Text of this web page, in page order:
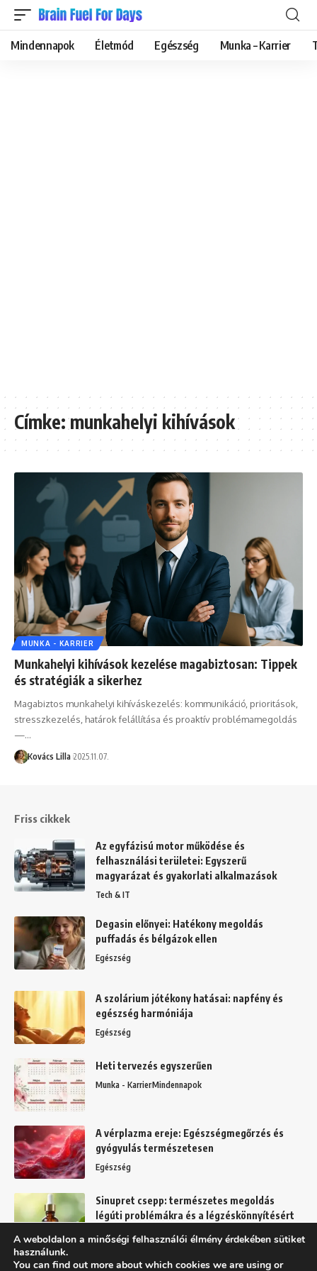
Mindennapok Életmód Egészség Munka – Karrier
Címke:munkahelyi kihívások
MUNKA - KARRIER
Munkahelyi kihívások kezelése magabiztosan: Tippek
és stratégiák a sikerhez
Magabiztos munkahelyi kihíváskezelés: kommunikáció, prioritások,
stresszkezelés, határok felállítása és proaktív problémamegoldás
—…
Kovács Lilla 2025.11.07.
Friss cikkek
Az egyfázisú motor működése és
felhasználási területei: Egyszerű
magyarázat és gyakorlati alkalmazások
Tech & IT
Degasin előnyei: Hatékony megoldás
puffadás és bélgázok ellen
Egészség
A szolárium jótékony hatásai: napfény és
egészség harmóniája
Egészség
Heti tervezés egyszerűen
Munka - KarrierMindennapok
A vérplazma ereje: Egészségmegőrzés és
gyógyulás természetesen
Egészség
Sinupret csepp: természetes megoldás
légúti problémákra és a légzéskönnyítésért
Egészség
A weboldalon a minőségi felhasználói élmény érdekében sütiket
használunk.
You can find out more about which cookies we are using or